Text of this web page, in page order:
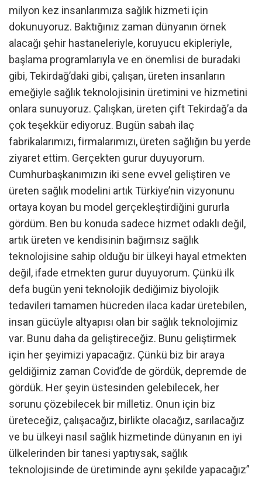
milyon kez insanlarımıza sağlık hizmeti için
dokunuyoruz. Baktığınız zaman dünyanın örnek
alacağı şehir hastaneleriyle, koruyucu ekipleriyle,
başlama programlarıyla ve en önemlisi de buradaki
gibi, Tekirdağ’daki gibi, çalışan, üreten insanların
emeğiyle sağlık teknolojisinin üretimini ve hizmetini
onlara sunuyoruz. Çalışkan, üreten çift Tekirdağ’a da
çok teşekkür ediyoruz. Bugün sabah ilaç
fabrikalarımızı, firmalarımızı, üreten sağlığın bu yerde
ziyaret ettim. Gerçekten gurur duyuyorum.
Cumhurbaşkanımızın iki sene evvel geliştiren ve
üreten sağlık modelini artık Türkiye’nin vizyonunu
ortaya koyan bu model gerçekleştirdiğini gururla
gördüm. Ben bu konuda sadece hizmet odaklı değil,
artık üreten ve kendisinin bağımsız sağlık
teknolojisine sahip olduğu bir ülkeyi hayal etmekten
değil, ifade etmekten gurur duyuyorum. Çünkü ilk
defa bugün yeni teknolojik dediğimiz biyolojik
tedavileri tamamen hücreden ilaca kadar üretebilen,
insan gücüyle altyapısı olan bir sağlık teknolojimiz
var. Bunu daha da geliştireceğiz. Bunu geliştirmek
için her şeyimizi yapacağız. Çünkü biz bir araya
geldiğimiz zaman Covid’de de gördük, depremde de
gördük. Her şeyin üstesinden gelebilecek, her
sorunu çözebilecek bir milletiz. Onun için biz
üreteceğiz, çalışacağız, birlikte olacağız, sarılacağız
ve bu ülkeyi nasıl sağlık hizmetinde dünyanın en iyi
ülkelerinden bir tanesi yaptıysak, sağlık
teknolojisinde de üretiminde aynı şekilde yapacağız”